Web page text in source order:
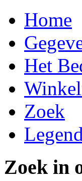
Home
Het
Zoek
Zoek in